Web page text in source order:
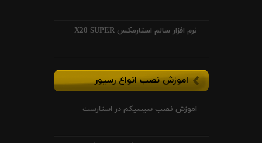
نرم افزار سالم استارمکس X20 SUPER
اموزش نصب انواع رسیور
اموزش نصب سیسیکم در استارست